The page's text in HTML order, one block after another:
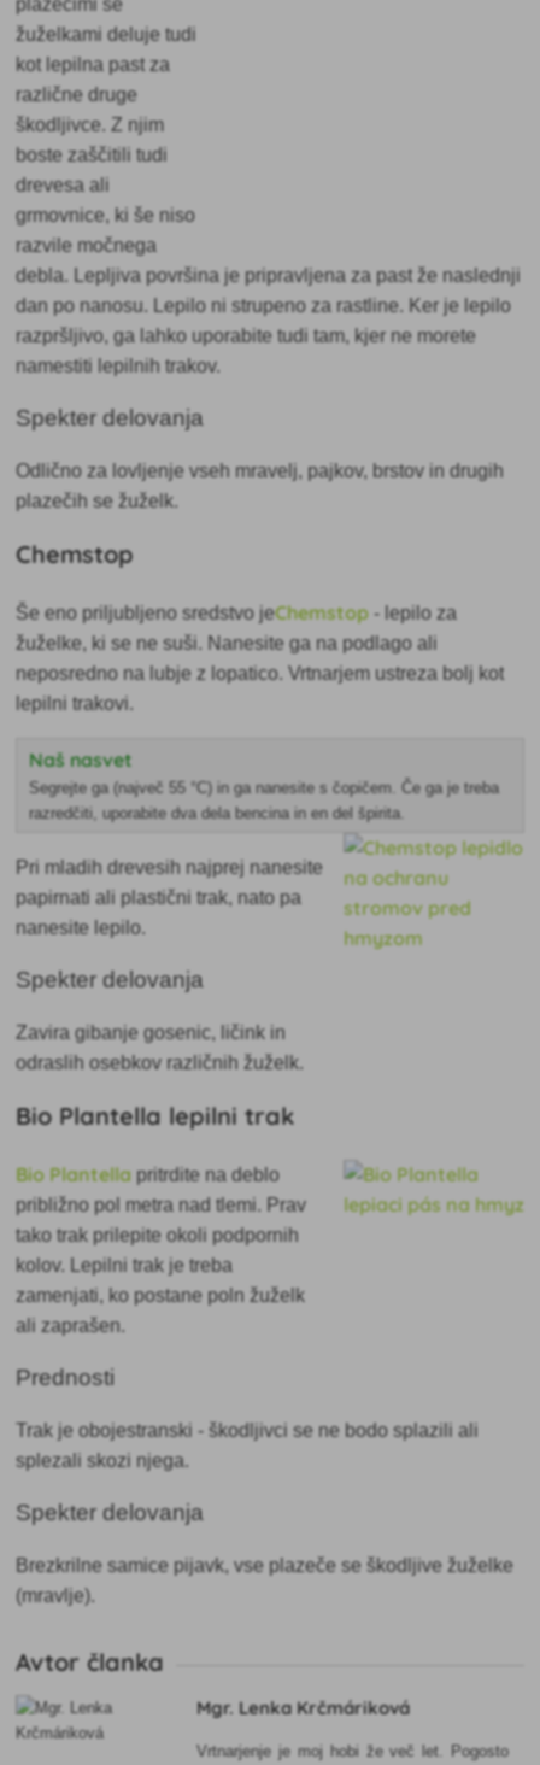
plazečimi se
žuželkami deluje tudi
kot lepilna past za
različne druge
škodljivce. Z njim
boste zaščitili tudi
drevesa ali
grmovnice, ki še niso
razvile močnega
debla. Lepljiva površina je pripravljena za past že naslednji
dan po nanosu. Lepilo ni strupeno za rastline. Ker je lepilo
razpršljivo, ga lahko uporabite tudi tam, kjer ne morete
namestiti lepilnih trakov.
Spekter delovanja
Odlično za lovljenje vseh mravelj, pajkov, brstov in drugih
plazečih se žuželk.
Chemstop
Še eno priljubljenosredstvo jeChemstop - lepilo za
žuželke, ki se ne suši. Nanesite ga na podlago ali
neposredno na lubje z lopatico. Vrtnarjem ustreza bolj kot
lepilni trakovi.
Naš nasvet
Segrejte ga (največ 55 °C) in ga nanesite s čopičem. Če ga je treba
razredčiti, uporabite dva dela bencina in en del špirita.
Pri mladih drevesih najprej nanesite
papirnati ali plastični trak, nato pa
nanesite lepilo.
Spekter delovanja
Zavira gibanje gosenic, ličink in
odraslih osebkov različnih žuželk.
Bio Plantella lepilni trak
Bio Plantella pritrdite na deblo
približno pol metra nad tlemi. Prav
tako trak prilepite okoli podpornih
kolov. Lepilni trak je treba
zamenjati, ko postane poln žuželk
ali zaprašen.
Prednosti
Trak je obojestranski - škodljivci se ne bodo splazili ali
splezali skozi njega.
Spekter delovanja
Brezkrilne samice pijavk, vse plazeče se škodljive žuželke
(mravlje).
Avtor članka
Mgr. Lenka Krčmáriková
Vrtnarjenje je moj hobi že več let. Pogosto